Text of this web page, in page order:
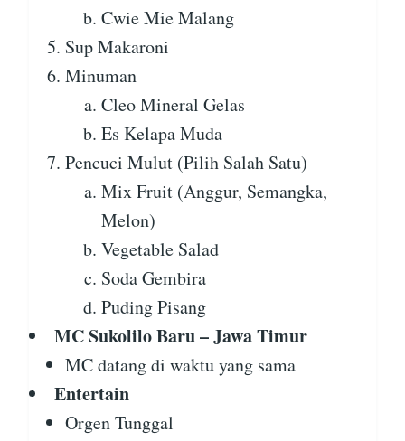
Cwie Mie Malang
Sup Makaroni
Minuman
Cleo Mineral Gelas
Es Kelapa Muda
Pencuci Mulut (Pilih Salah Satu)
Mix Fruit (Anggur, Semangka,
Melon)
Vegetable Salad
Soda Gembira
Puding Pisang
MC Sukolilo Baru – Jawa Timur
MC datang di waktu yang sama
Entertain
Orgen Tunggal